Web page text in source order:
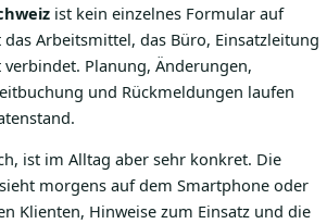
ist kein einzelnes Formular auf
das Arbeitsmittel, das Büro, Einsatzleitung
Planung, Änderungen,
und Rückmeldungen laufen
ist im Alltag aber sehr konkret. Die
morgens auf dem Smartphone oder
Klienten, Hinweise zum Einsatz und die